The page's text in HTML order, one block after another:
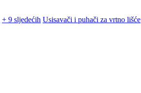
+ 9 sljedećih Usisavači i puhači za vrtno lišće